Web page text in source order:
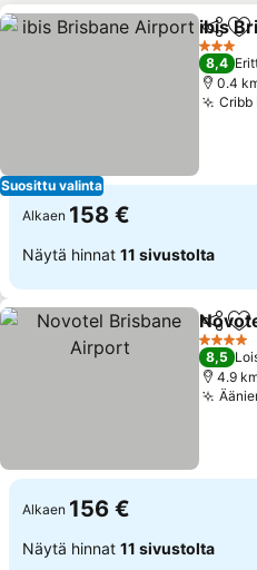
Suosittu valinta
Jaa
ibis
3
8,4
0.4
Cribb
Alkaen 158 €
Näytä hinnat 11 sivustolta
Jaa
4
8,5
4.9
Alkaen 156 €
Näytä hinnat 11 sivustolta